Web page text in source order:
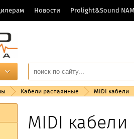
Новости Prolight&Sound
Кабели распаянные MIDI кабели
MIDI кабели